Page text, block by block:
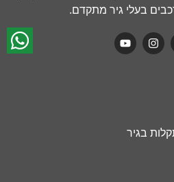
בעלי גיר מתקדם.
בגיר